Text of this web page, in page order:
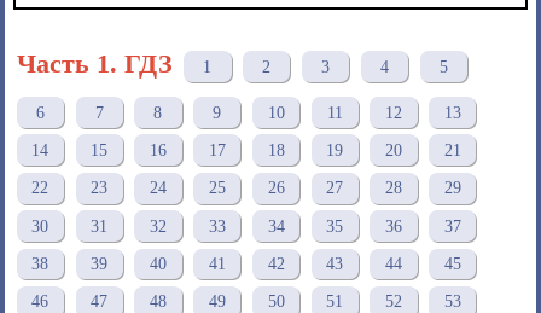
Часть 1. ГДЗ 1 2 3 4 5
6 7 8 9 10 11 12 13
14 15 16 17 18 19 20 21
22 23 24 25 26 27 28 29
30 31 32 33 34 35 36 37
38 39 40 41 42 43 44 45
46 47 48 49 50 51 52 53